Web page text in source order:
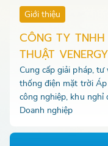
Giới thiệu
CÔNG TY
THUẬT VENERGY
Cung cấp giải pháp,
thống điện mặt trời Áp
công nghiệp, khu nghỉ
Doanh nghiệp